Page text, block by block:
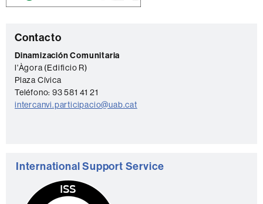
C
o
n
t
a
o
Contacto
Dinamización Comunitaria
l'Àgora (Edificio R)
Plaza Cívica
Teléfono: 93 581 41 21
intercanvi.participacio@uab.cat
International Support Service